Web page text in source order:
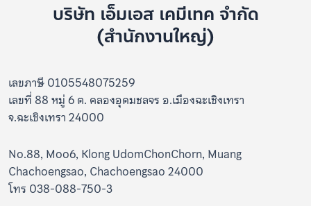
บริษัท เอ็มเอส เคมีเทค จำกัด
(สำนักงานใหญ่)
เลขภาษี 0105548075259
เลขที่ 88 หมู่ 6 ต. คลองอุดมชลจร อ.เมืองฉะเชิงเทรา
จ.ฉะเชิงเทรา 24000
No.88, Moo6, Klong UdomChonChorn, Muang
Chachoengsao, Chachoengsao 24000
โทร 038-088-750-3